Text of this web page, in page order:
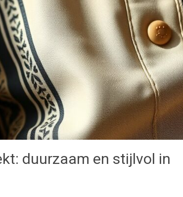
duurzaam en stijlvol in